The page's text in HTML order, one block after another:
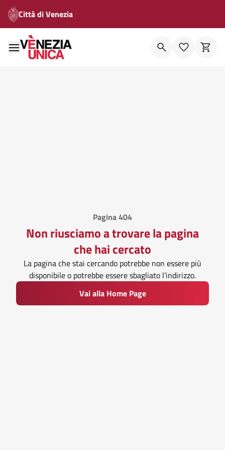
Città di Venezia
Pagina 404
Non riusciamo a trovare la pagina
che hai cercato
La pagina che stai cercando potrebbe non essere più
disponibile o potrebbe essere sbagliato l’indirizzo.
Vai alla Home Page